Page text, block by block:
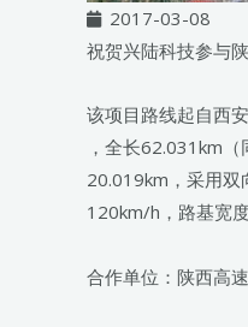
2017-03-08
祝贺兴陆科技参与
该项目路线起自西
，全长62.031km
20.019km，采用双
120km/h，路基宽
合作单位：陕西高